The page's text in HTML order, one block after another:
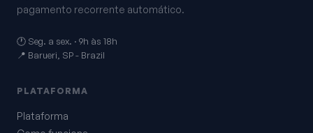
pagamento recorrente automático.
🕐 Seg. a sex. · 9h às 18h
📍 Barueri, SP - Brazil
PLATAFORMA
Plataforma